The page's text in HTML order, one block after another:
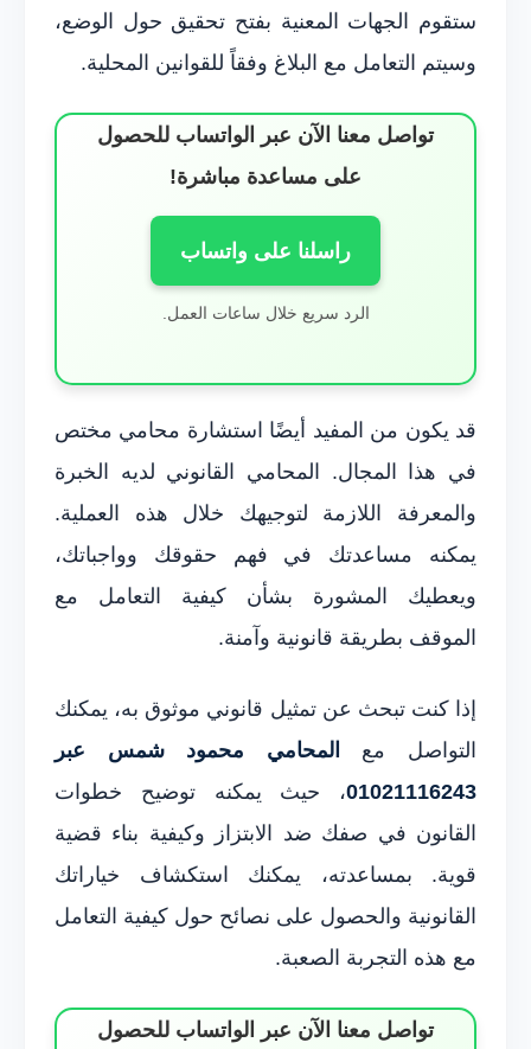
ستقوم الجهات المعنية بفتح تحقيق حول الوضع،
وسيتم التعامل مع البلاغ وفقاً للقوانين المحلية.
تواصل معنا الآن عبر الواتساب للحصول
على مساعدة مباشرة!
راسلنا على واتساب
الرد سريع خلال ساعات العمل.
قد يكون من المفيد أيضًا استشارة محامي مختص
في هذا المجال. المحامي القانوني لديه الخبرة
والمعرفة اللازمة لتوجيهك خلال هذه العملية.
يمكنه مساعدتك في فهم حقوقك وواجباتك،
ويعطيك المشورة بشأن كيفية التعامل مع
الموقف بطريقة قانونية وآمنة.
إذا كنت تبحث عن تمثيل قانوني موثوق به، يمكنك
التواصل مع
المحامي محمود شمس عبر
01021116243، حيث يمكنه توضيح خطوات
القانون في صفك ضد الابتزاز وكيفية بناء قضية
قوية. بمساعدته، يمكنك استكشاف خياراتك
القانونية والحصول على نصائح حول كيفية التعامل
مع هذه التجربة الصعبة.
تواصل معنا الآن عبر الواتساب للحصول